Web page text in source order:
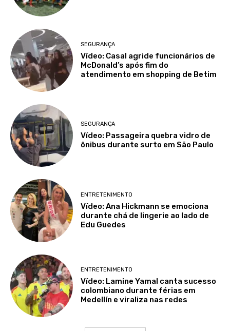
SEGURANÇA
Vídeo: Casal agride funcionários de
McDonald’s após fim do
atendimento em shopping de Betim
SEGURANÇA
Vídeo: Passageira quebra vidro de
ônibus durante surto em São Paulo
ENTRETENIMENTO
Vídeo: Ana Hickmann se emociona
durante chá de lingerie ao lado de
Edu Guedes
ENTRETENIMENTO
Vídeo: Lamine Yamal canta sucesso
colombiano durante férias em
Medellín e viraliza nas redes